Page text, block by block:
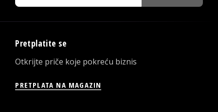
Pretplatite se
Otkrijte priče koje pokreću biznis
PRETPLATA NA MAGAZIN